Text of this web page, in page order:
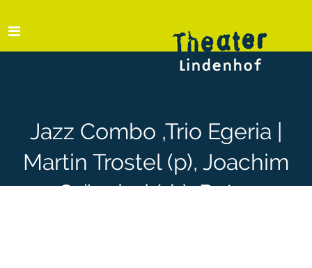
Jazz Combo ‚Trio Egeria |
Martin Trostel (p), Joachim
Gröschel (dr), Peter